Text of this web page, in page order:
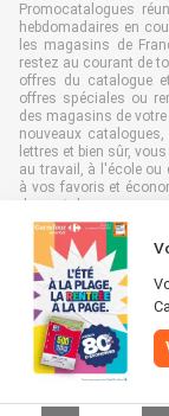
Promocatalogues
hebdomadaires en
les magasins de
restez au courant de
offres du catalogue
offres spéciales ou
des magasins de
nouveaux
lettres et bien sûr,
au travail, à l'école ou
à vos favoris et
des catalogues
gaspillage de papier,
Tous droits
responsabilité|